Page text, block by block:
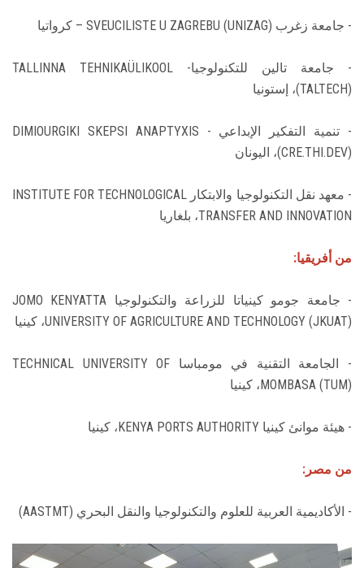
- جامعة زغرب SVEUCILISTE U ZAGREBU (UNIZAG) – كرواتيا
- جامعة تالين للتكنولوجيا- TALLINNA TEHNIKAÜLIKOOL
(TALTECH)، إستونيا
- تنمية التفكير الإبداعي - DIMIOURGIKI SKEPSI ANAPTYXIS
(CRE.THI.DEV)، اليونان
- معهد نقل التكنولوجيا والابتكار INSTITUTE FOR TECHNOLOGICAL
TRANSFER AND INNOVATION، بلغاريا
من أفريقيا:
- جامعة جومو كينياتا للزراعة والتكنولوجيا JOMO KENYATTA
UNIVERSITY OF AGRICULTURE AND TECHNOLOGY (JKUAT)، كينيا
- الجامعة التقنية في مومباسا TECHNICAL UNIVERSITY OF
MOMBASA (TUM)، كينيا
- هيئة موانئ كينيا KENYA PORTS AUTHORITY، كينيا
من مصر:
- الأكاديمية العربية للعلوم والتكنولوجيا والنقل البحري (AASTMT)